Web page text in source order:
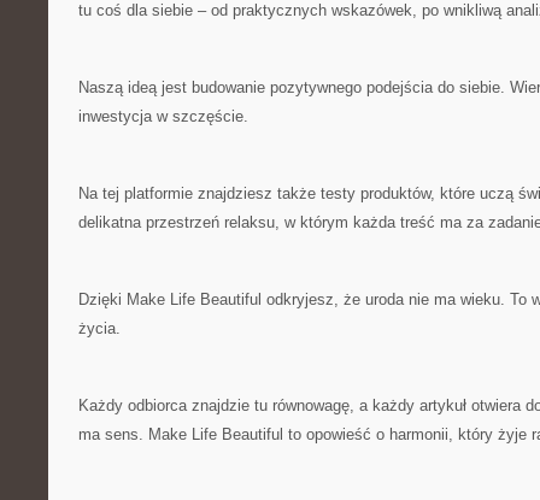
tu coś dla siebie – od praktycznych wskazówek, po wnikliwą
Naszą ideą jest budowanie pozytywnego podejścia do siebie.
inwestycja w szczęście.
Na tej platformie znajdziesz także testy produktów, które uczą
delikatna przestrzeń relaksu, w którym każda treść ma za
Dzięki Make Life Beautiful odkryjesz, że uroda nie ma wieku. To
życia.
Każdy odbiorca znajdzie tu równowagę, a każdy artykuł otwiera
ma sens. Make Life Beautiful to opowieść o harmonii, który żyje